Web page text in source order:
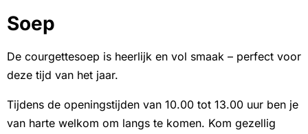
Soep
De courgettesoep is heerlijk en vol smaak – perfect voor
deze tijd van het jaar.
Tijdens de openingstijden van 10.00 tot 13.00 uur ben je
van harte welkom om langs te komen. Kom gezellig